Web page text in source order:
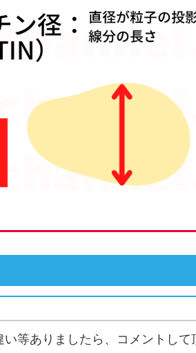
等ありましたら、コメントして